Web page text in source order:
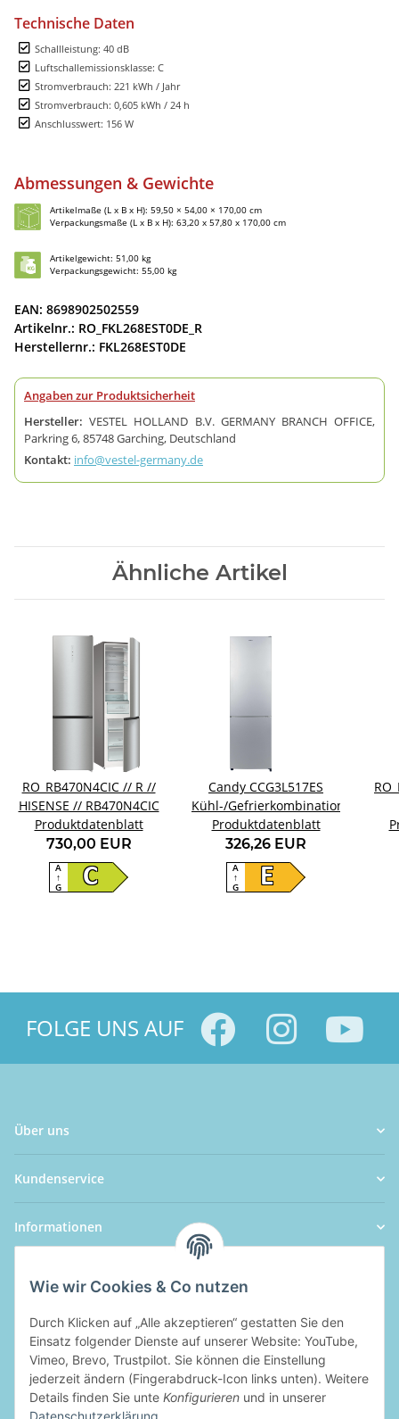
Technische Daten
Schallleistung: 40 dB
Luftschallemissionsklasse: C
Stromverbrauch: 221 kWh / Jahr
Stromverbrauch: 0,605 kWh / 24 h
Anschlusswert: 156 W
Abmessungen & Gewichte
Artikelmaße (L x B x H): 59,50 × 54,00 × 170,00 cm
Verpackungsmaße (L x B x H): 63,20 x 57,80 x 170,00 cm
Artikelgewicht: 51,00 kg
Verpackungsgewicht: 55,00 kg
EAN: 8698902502559
Artikelnr.: RO_FKL268EST0DE_R
Herstellernr.: FKL268EST0DE
Angaben zur Produktsicherheit
Hersteller: VESTEL HOLLAND B.V. GERMANY BRANCH OFFICE,
Parkring 6, 85748 Garching, Deutschland
Kontakt: info@vestel-germany.de
Ähnliche Artikel
RO_RB470N4CIC // R //
HISENSE // RB470N4CIC
Produktdatenblatt
730,00 EUR
C
A
↑
G
Candy CCG3L517ES
Kühl-/Gefrierkombination
Produktdatenblatt
326,26 EUR
E
A
↑
G
FOLGE UNS AUF
Über uns
Kundenservice
Informationen
Wie wir Cookies & Co nutzen
Durch Klicken auf „Alle akzeptieren“ gestatten Sie den
Einsatz folgender Dienste auf unserer Website: YouTube,
Vimeo, Brevo, Trustpilot. Sie können die Einstellung
jederzeit ändern (Fingerabdruck-Icon links unten). Weitere
Details finden Sie unte Konfigurieren und in unserer